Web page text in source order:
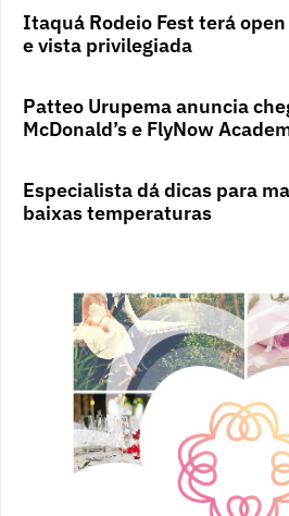
Itaquá Rodeio Fest terá
e vista privilegiada
Patteo Urupema anuncia
McDonald’s e FlyNow
Especialista dá dicas para
baixas temperaturas